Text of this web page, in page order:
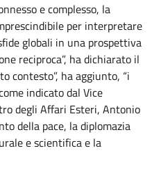
e complesso, la
per interpretare
globali in una prospettiva
reciproca”, ha dichiarato il
contesto”, ha aggiunto, “i
indicato dal Vice
degli Affari Esteri, Antonio
della pace, la diplomazia
e scientifica e la